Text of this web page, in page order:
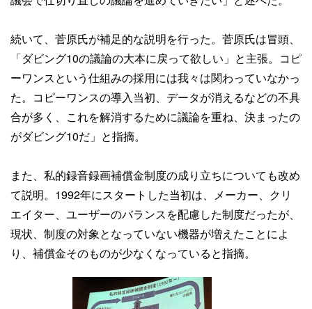
続いて、菅原氏が補足的な説明を行った。菅原氏は冒頭、
「ダビング10の議論の大本に戻って欲しい」と主張。コピ
ーワンスという仕組みの採用には我々は関わっていなかっ
た。コピーワンスの導入当初、データが消えるなどの不具
合が多く、これを解消するために議論を重ね、決まったの
がダビング10だ」と指摘。
また、私的録音録画補償金制度の成り立ちについても改め
て説明。1992年にスタートした当初は、メーカー、クリ
エイター、ユーザーのバランスを配慮した制度だったが、
現状、制度の対象となっていない機器が増えたことによ
り、補償金そのものが少なくなっていると指摘。